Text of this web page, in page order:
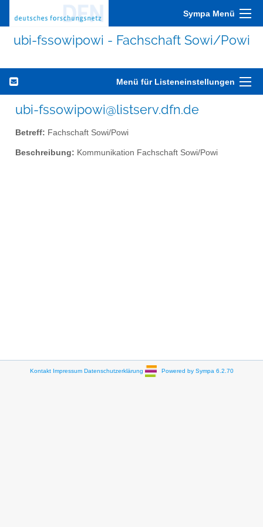
Sympa Menü
ubi-fssowipowi - Fachschaft Sowi/Powi
Menü für Listeneinstellungen
ubi-fssowipowi@listserv.dfn.de
Betreff: Fachschaft Sowi/Powi
Beschreibung: Kommunikation Fachschaft Sowi/Powi
Kontakt Impressum Datenschutzerklärung Powered by Sympa 6.2.70